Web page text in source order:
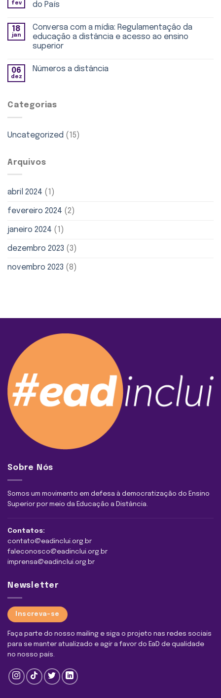
fev
do País
18
jan
Conversa com a mídia: Regulamentação da
educação a distância e acesso ao ensino
superior
06
dez
Números a distância
Categorias
Uncategorized (15)
Arquivos
abril 2024 (1)
fevereiro 2024 (2)
janeiro 2024 (1)
dezembro 2023 (3)
novembro 2023 (8)
Sobre Nós
Somos um movimento em defesa à democratização do Ensino
Superior por meio da Educação a Distância.
Contatos:
contato@eadinclui.org.br
faleconosco@eadinclui.org.br
imprensa@eadinclui.org.br
Newsletter
Inscreva-se
Faça parte do nosso mailing e siga o projeto nas redes sociais
para se manter atualizado e agir a favor do EaD de qualidade
no nosso país.